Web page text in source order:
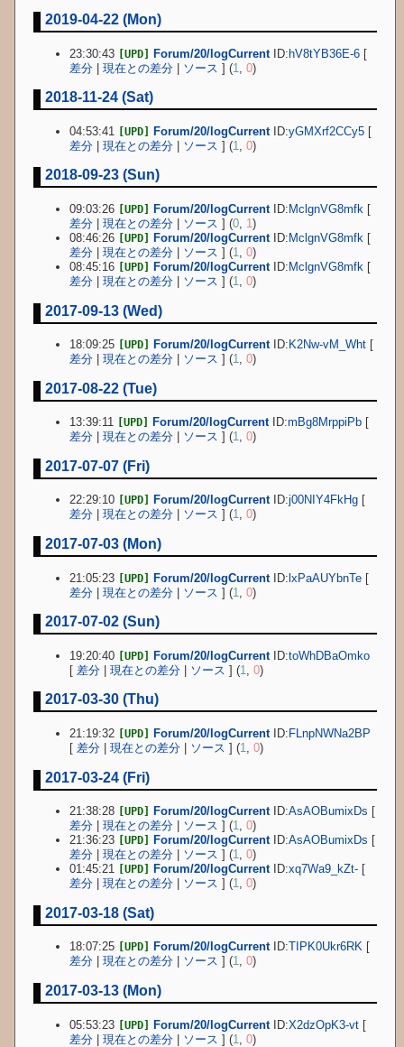
2019-04-22 (Mon)
23:30:43 [UPD] Forum/20/logCurrentID:hV8tYB36E-6 [
差分 |現在との差分 | ソース ] (1 ,0)
2018-11-24 (Sat)
04:53:41 [UPD] Forum/20/logCurrentID:yGMXrf2CCy5 [
差分 |現在との差分 | ソース ] (1 ,0)
2018-09-23 (Sun)
09:03:26 [UPD] Forum/20/logCurrentID: MclgnVG8mfk [
差分 |現在との差分 ソース ] (0 1)
08:46:26
[UPD] Forum/20/logCurrentID: MclgnVG8mfk [
差分 |現在との差分 ソース ] (1 ,0)
08:45:16
[UPD] Forum/20/logCurrentID: MclgnVG8mfk [
差分 |現在との差分 ソース ] (1 ,0)
2017-09-13 (Wed)
18:09:25 [UPD] Forum/20/logCurrentID: K2Nw-vM_Wht [
差分 |現在との差分 ソース ] (1,0)
2017-08-22 (Tue)
13:39:11 [UPD] Forum/20/logCurrentID:mBg8MrppiPb [
差分 |現在との差分 ソース ] (1,0)
2017-07-07 (Fri)
22:29:10 [UPD] Forum/20/logCurrentID:j00NIY4FkHg [
差分 |現在との差分 ソース ] (1,0)
2017-07-03 (Mon)
21:05:23 [UPD] Forum/20/logCurrentID:lxPaAUYbnTe [
差分 |現在との差分 | ソース ] (1 ,0)
2017-07-02 (Sun)
19:20:40 [UPD] Forum/20/logCurrentID:toWhDBaOmko
[ 差分 |現在との差分 ソース ] (1 ,0)
2017-03-30 (Thu)
21:19:32 [UPD] Forum/20/logCurrentID: FLnpNWNa2BP
[差分 |現在との差分 ソース ] (1,0)
2017-03-24 (Fri)
21:38:28 [UPD] Forum/20/logCurrentID:AsAOBumixDs [
差分 |現在との差分 ソース ] (1,0)
21:36:23
[UPD] Forum/20/logCurrentID:AsAOBumixDs [
差分 |現在との差分 ソース ] (1,0)
01:45:21
[UPD] Forum/20/logCurrentID:xq7Wa9_kZt- [
差分 |現在との差分 ソース ] (1,0)
2017-03-18 (Sat)
18:07:25 [UPD] Forum/20/logCurrentID:TIPK0Ukr6RK [
差分 |現在との差分 ソース ] (1,0)
2017-03-13 (Mon)
05:53:23 [UPD] Forum/20/logCurrentID:X2dzOpK3-vt [
差分 |現在との差分 | ソース ] (1 ,0)